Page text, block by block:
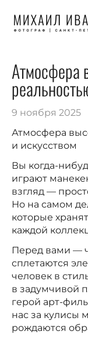
Атмосфера
9 ноября 2025
Атмосфера
и искусством
Вы когда-
играют
взгляд —
Но на самом
которые
каждой
Перед вами —
сплетаются
человек в
в задумчивой
герой арт-
нас за кулисы
рождаются